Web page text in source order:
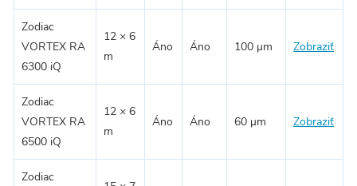
Zodiac
VORTEX RA
6300 iQ
12 × 6
m
Áno Áno 100 μm Zobraziť
Zodiac
VORTEX RA
6500 iQ
12 × 6
m
Áno Áno 60 μm Zobraziť
Zodiac